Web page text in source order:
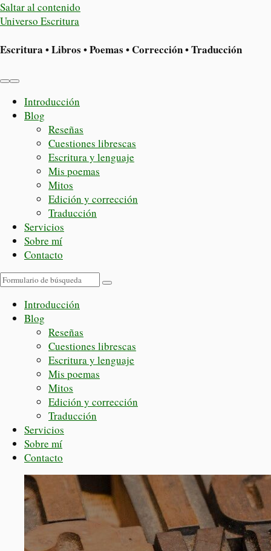
Saltar al contenido
Universo Escritura
Escritura • Libros • Poemas • Corrección • Traducción
Alternar
móvil
Alternar
campo
de
búsqueda
Introducción
Blog
Reseñas
Cuestiones librescas
Escritura y lenguaje
Mis poemas
Mitos
Edición y corrección
Traducción
Servicios
Sobre mí
Contacto
Buscar
Introducción
Blog
Reseñas
Cuestiones librescas
Escritura y lenguaje
Mis poemas
Mitos
Edición y corrección
Traducción
Servicios
Sobre mí
Contacto